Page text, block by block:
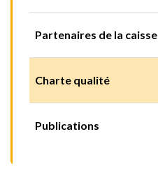
Partenaires de la caisse
Charte qualité
Publications